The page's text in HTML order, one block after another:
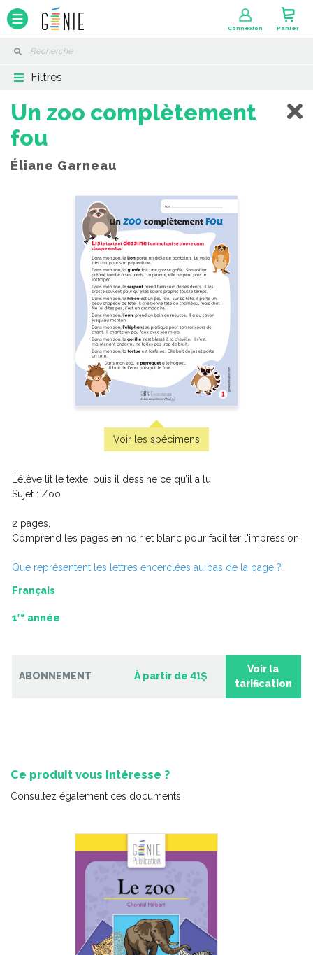
Connexion Panier
Filtres
Apprentissage du français langue seconde – Apprenants
adultes
12,00 $-PDF
10 jeux en français – série 1
4,99 $-PDF
Un zoo complètement
fou
Éliane Garneau
Voir les spécimens
L’élève lit le texte, puis il dessine ce qu’il a lu.
Sujet : Zoo
2 pages.
Comprend les pages en noir et blanc pour faciliter l'impression.
Que représentent les lettres encerclées au bas de la page ?
Français
1re année
ABONNEMENT À partir de 41$
Voir la
tarification
Ce produit vous intéresse ?
Consultez également ces documents.
Panneau de gestion des cookies